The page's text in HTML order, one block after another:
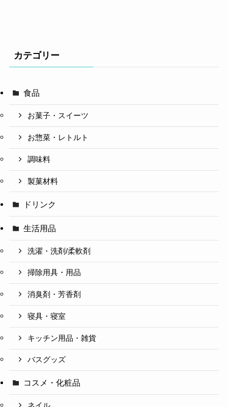
カテゴリー
食品
お菓子・スイーツ
お惣菜・レトルト
調味料
製菓材料
ドリンク
生活用品
洗濯・洗剤/柔軟剤
掃除用具・用品
消臭剤・芳香剤
寝具・寝室
キッチン用品・雑貨
バスグッズ
コスメ・化粧品